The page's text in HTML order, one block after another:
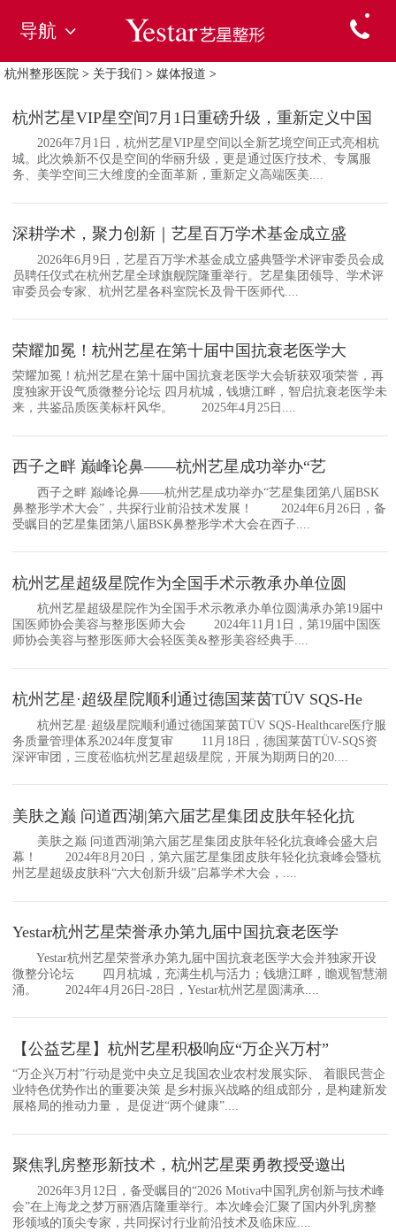
导航
杭州整形医院 > 关于我们 > 媒体报道 >
杭州艺星VIP星空间7月1日重磅升级，重新定义中国
2026年7月1日，杭州艺星VIP星空间以全新艺境空间正式亮相杭
城。此次焕新不仅是空间的华丽升级，更是通过医疗技术、专属服
务、美学空间三大维度的全面革新，重新定义高端医美....
深耕学术，聚力创新｜艺星百万学术基金成立盛
2026年6月9日，艺星百万学术基金成立盛典暨学术评审委员会成
员聘任仪式在杭州艺星全球旗舰院隆重举行。艺星集团领导、学术评
审委员会专家、杭州艺星各科室院长及骨干医师代....
荣耀加冕！杭州艺星在第十届中国抗衰老医学大
荣耀加冕！杭州艺星在第十届中国抗衰老医学大会斩获双项荣誉，再
度独家开设气质微整分论坛 四月杭城，钱塘江畔，智启抗衰老医学未
来，共鉴品质医美标杆风华。 2025年4月25日....
西子之畔 巅峰论鼻——杭州艺星成功举办“艺
西子之畔 巅峰论鼻——杭州艺星成功举办“艺星集团第八届BSK
鼻整形学术大会”，共探行业前沿技术发展！ 2024年6月26日，备
受瞩目的艺星集团第八届BSK鼻整形学术大会在西子....
杭州艺星超级星院作为全国手术示教承办单位圆
杭州艺星超级星院作为全国手术示教承办单位圆满承办第19届中
国医师协会美容与整形医师大会 2024年11月1日，第19届中国医
师协会美容与整形医师大会轻医美&整形美容经典手....
杭州艺星·超级星院顺利通过德国莱茵TÜV SQS-He
杭州艺星·超级星院顺利通过德国莱茵TÜV SQS-Healthcare医疗服
务质量管理体系2024年度复审 11月18日，德国莱茵TÜV-SQS资
深评审团，三度莅临杭州艺星超级星院，开展为期两日的20....
美肤之巅 问道西湖|第六届艺星集团皮肤年轻化抗
美肤之巅 问道西湖|第六届艺星集团皮肤年轻化抗衰峰会盛大启
幕！ 2024年8月20日，第六届艺星集团皮肤年轻化抗衰峰会暨杭
州艺星超级皮肤科“六大创新升级”启幕学术大会，....
Yestar杭州艺星荣誉承办第九届中国抗衰老医学
Yestar杭州艺星荣誉承办第九届中国抗衰老医学大会并独家开设
微整分论坛 四月杭城，充满生机与活力；钱塘江畔，瞻观智慧潮
涌。 2024年4月26日-28日，Yestar杭州艺星圆满承....
【公益艺星】杭州艺星积极响应“万企兴万村”
“万企兴万村”行动是党中央立足我国农业农村发展实际、 着眼民营企
业特色优势作出的重要决策 是乡村振兴战略的组成部分，是构建新发
展格局的推动力量， 是促进“两个健康”....
聚焦乳房整形新技术，杭州艺星栗勇教授受邀出
2026年3月12日，备受瞩目的“2026 Motiva中国乳房创新与技术峰
会”在上海龙之梦万丽酒店隆重举行。本次峰会汇聚了国内外乳房整
形领域的顶尖专家，共同探讨行业前沿技术及临床应....